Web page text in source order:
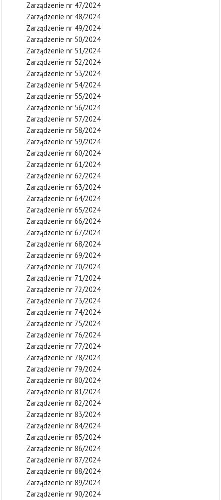
Zarządzenie nr 47/2024
Zarządzenie nr 48/2024
Zarządzenie nr 49/2024
Zarządzenie nr 50/2024
Zarządzenie nr 51/2024
Zarządzenie nr 52/2024
Zarządzenie nr 53/2024
Zarządzenie nr 54/2024
Zarządzenie nr 55/2024
Zarządzenie nr 56/2024
Zarządzenie nr 57/2024
Zarządzenie nr 58/2024
Zarządzenie nr 59/2024
Zarządzenie nr 60/2024
Zarządzenie nr 61/2024
Zarządzenie nr 62/2024
Zarządzenie nr 63/2024
Zarządzenie nr 64/2024
Zarządzenie nr 65/2024
Zarządzenie nr 66/2024
Zarządzenie nr 67/2024
Zarządzenie nr 68/2024
Zarządzenie nr 69/2024
Zarządzenie nr 70/2024
Zarządzenie nr 71/2024
Zarządzenie nr 72/2024
Zarządzenie nr 73/2024
Zarządzenie nr 74/2024
Zarządzenie nr 75/2024
Zarządzenie nr 76/2024
Zarządzenie nr 77/2024
Zarządzenie nr 78/2024
Zarządzenie nr 79/2024
Zarządzenie nr 80/2024
Zarządzenie nr 81/2024
Zarządzenie nr 82/2024
Zarządzenie nr 83/2024
Zarządzenie nr 84/2024
Zarządzenie nr 85/2024
Zarządzenie nr 86/2024
Zarządzenie nr 87/2024
Zarządzenie nr 88/2024
Zarządzenie nr 89/2024
Zarządzenie nr 90/2024